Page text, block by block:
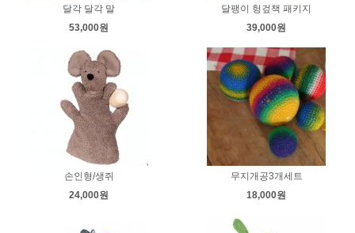
달각 달각 말
53,000원
달팽이 헝겊책 패키지
39,000원
손인형/생쥐
24,000원
무지개공3개세트
18,000원